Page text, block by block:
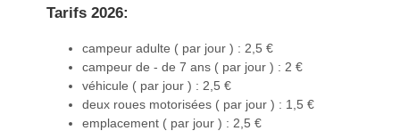
Tarifs 2026:
campeur adulte ( par jour ) : 2,5 €
campeur de - de 7 ans ( par jour ) : 2 €
véhicule ( par jour ) : 2,5 €
deux roues motorisées ( par jour ) : 1,5 €
emplacement ( par jour ) : 2,5 €